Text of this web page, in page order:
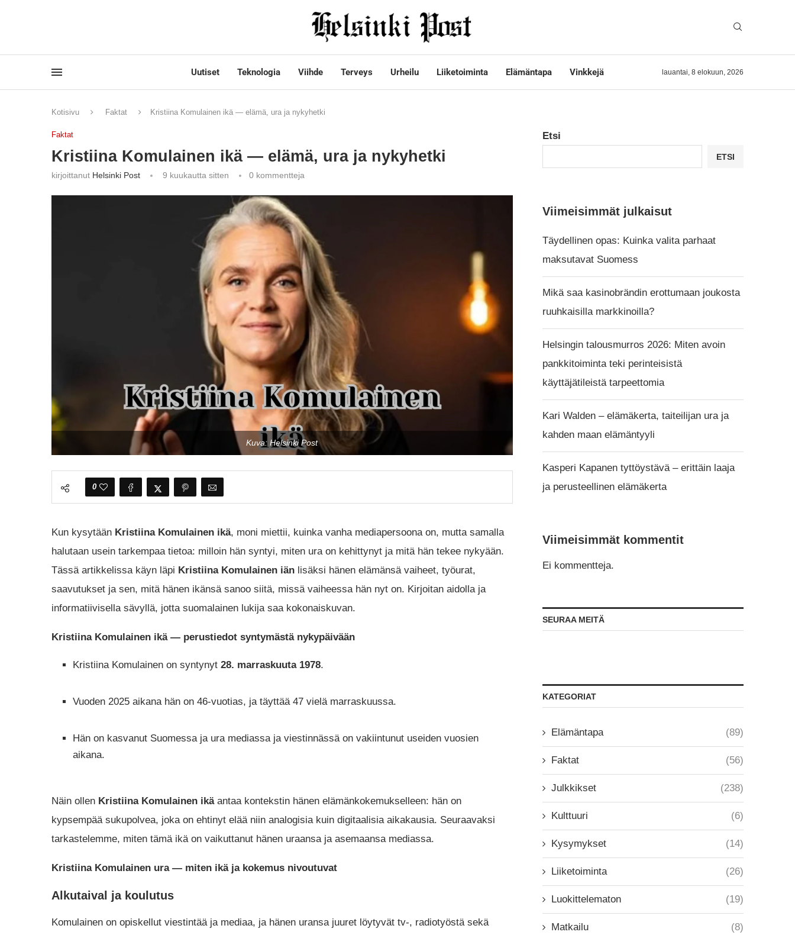
Uutiset Teknologia Viihde Terveys Urheilu Liiketoiminta Elämäntapa Vinkkejä lauantai, 8 elokuun, 2026
Kotisivu Faktat Kristiina Komulainen ikä — elämä, ura ja nykyhetki
Faktat
Kristiina Komulainen ikä — elämä, ura ja nykyhetki
kirjoittanut Helsinki Post 9 kuukautta sitten 0 kommentteja
Kuva: Helsinki Post
0
Kun kysytään Kristiina Komulainen ikä, moni miettii, kuinka vanha mediapersoona on, mutta samalla
halutaan usein tarkempaa tietoa: milloin hän syntyi, miten ura on kehittynyt ja mitä hän tekee nykyään.
Tässä artikkelissa käyn läpi Kristiina Komulainen iän lisäksi hänen elämänsä vaiheet, työurat,
saavutukset ja sen, mitä hänen ikänsä sanoo siitä, missä vaiheessa hän nyt on. Kirjoitan aidolla ja
informatiivisella sävyllä, jotta suomalainen lukija saa kokonaiskuvan.
Kristiina Komulainen ikä — perustiedot syntymästä nykypäivään
Kristiina Komulainen on syntynyt 28. marraskuuta 1978.
Vuoden 2025 aikana hän on 46-vuotias, ja täyttää 47 vielä marraskuussa.
Hän on kasvanut Suomessa ja ura mediassa ja viestinnässä on vakiintunut useiden vuosien
aikana.
Näin ollen Kristiina Komulainen ikäantaa kontekstin hänen elämänkokemukselleen: hän on
kypsempää sukupolvea, joka on ehtinyt elää niin analogisia kuin digitaalisia aikakausia. Seuraavaksi
tarkastelemme, miten tämä ikä on vaikuttanut hänen uraansa ja asemaansa mediassa.
Kristiina Komulainen ura — miten ikä ja kokemus nivoutuvat
Alkutaival ja koulutus
Komulainen on opiskellut viestintää ja mediaa, ja hänen uransa juuret löytyvät tv-, radiotyöstä sekä
Etsi
ETSI
Viimeisimmät julkaisut
Täydellinen opas: Kuinka valita parhaat
maksutavat Suomess
Mikä saa kasinobrändin erottumaan joukosta
ruuhkaisilla markkinoilla?
Helsingin talousmurros 2026: Miten avoin
pankkitoiminta teki perinteisistä
käyttäjätileistä tarpeettomia
Kari Walden – elämäkerta, taiteilijan ura ja
kahden maan elämäntyyli
Kasperi Kapanen tyttöystävä – erittäin laaja
ja perusteellinen elämäkerta
Viimeisimmät kommentit
Ei kommentteja.
SEURAA MEITÄ
KATEGORIAT
Elämäntapa (89)
Faktat (56)
Julkkikset (238)
Kulttuuri (6)
Kysymykset (14)
Liiketoiminta (26)
Luokittelematon (19)
Matkailu (8)